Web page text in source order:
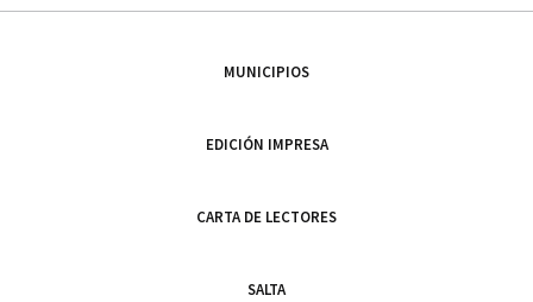
MUNICIPIOS
EDICIÓN IMPRESA
CARTA DE LECTORES
SALTA